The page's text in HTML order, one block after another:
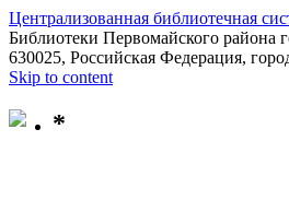
Централизованная библиотечная
Библиотеки Первомайского района
630025, Российская Федерация,
Skip to content
*